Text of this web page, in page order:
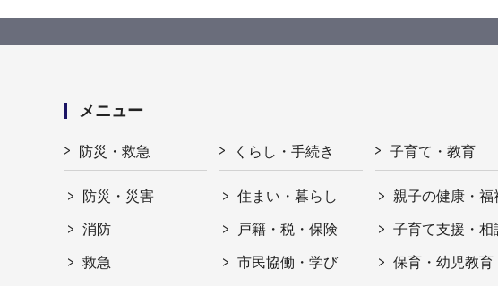
メニュー
防災・救急
防災・災害
消防
救急
くらし・手続き
住まい・暮らし
戸籍・税・保険
市民協働・学び
子育て・教育
親子の健康・福
子育て支援・相
保育・幼児教育